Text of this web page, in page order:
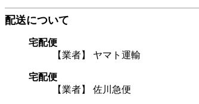
配送について
宅配便
【業者】 ヤマト運輸
宅配便
【業者】 佐川急便